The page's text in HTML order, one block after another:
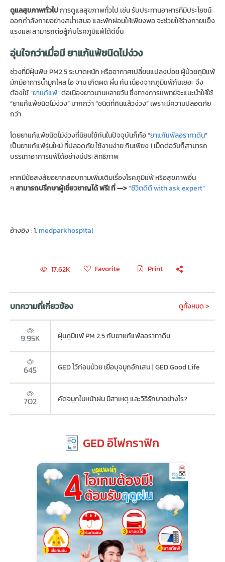
ดูแลสุขภาพทั่วไปการดูแลสุขภาพทั่วไป เช่น รับประทานอาหารที่มีประโยชน์
ออกกำลังกายอย่างสม่ำเสมอ และพักผ่อนให้เพียงพอ จะช่วยให้ร่างกายแข็ง
แรงและสามารถต่อสู้กับโรคภูมิแพ้ได้ดีขึ้น
อุ่นใจกว่าเมื่อมี ยาแก้แพ้ชนิดไม่ง่วง
ช่วงที่มีฝุ่นพิษ PM2.5 ระบาดหนัก หรืออากาศเปลี่ยนแปลงบ่อย ผู้ป่วยภูมิแพ้
มักมีอาการน้ำมูกไหล ไอ จาม เกิดผด ผื่น คัน เนื่องจากภูมิแพ้กันเยอะ จึง
ต้องใช้ “ยาแก้แพ้” ต่อเนื่องยาวนานหลายวัน ซึ่งทางการแพทย์จะแนะนำให้ใช้
“ยาแก้แพ้ชนิดไม่ง่วง” มากกว่า “ชนิดที่กินแล้วง่วง” เพราะมีความปลอดภัย
กว่า
โดยยาแก้แพ้ชนิดไม่ง่วงที่นิยมใช้กันในปัจจุบันก็คือ “ยาแก้แพ้ลอราทาดีน”
เป็นยาแก้แพ้รุ่นใหม่ ที่ปลอดภัย ใช้งานง่าย กินเพียง 1 เม็ดต่อวันก็สามารถ
บรรเทาอาการแพ้ได้อย่างมีประสิทธิภาพ
หากมีข้อสงสัยอยากสอบถามเพิ่มเติมเรื่องโรคภูมิแพ้ หรือสุขภาพอื่น
ๆสามารถปรึกษาผู้เชี่ยวชาญได้ ฟรี! ที่ —>“ชีวิตดีดี with ask expert”
อ้างอิง : 1. medparkhospital
17.62K Favorite Print
บทความที่เกี่ยวข้อง ดูทั้งหมด >
9.95K ฝุ่นภูมิแพ้ PM 2.5 กับยาแก้แพ้ลอราทาดีน
645 GED ไว้ก่อนป่วย เยื่อบุจมูกอักเสบ | GED Good Life
702 คัดจมูกในหน้าฝน มีสาเหตุ และวิธีรักษาอย่างไร?
GED อิโฟกราฟิก